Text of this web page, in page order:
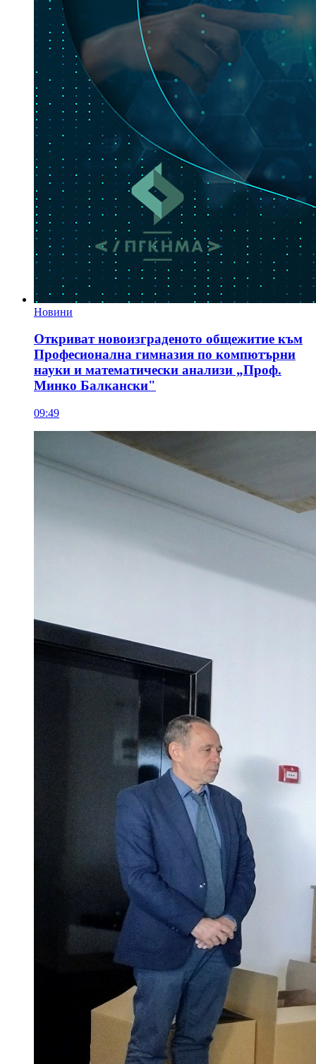
Новини
Откриват новоизграденото общежитие към
Професионална гимназия по компютърни
науки и математически анализи „Проф.
Минко Балкански"
09:49